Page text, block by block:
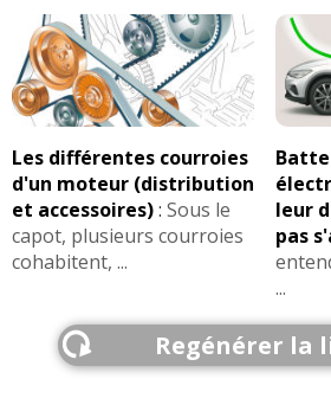
Les différentes courroies
d'un moteur (distribution
et accessoires): Sous le
capot, plusieurs courroies
cohabitent, ...
leur
pas
...
Regénérer la